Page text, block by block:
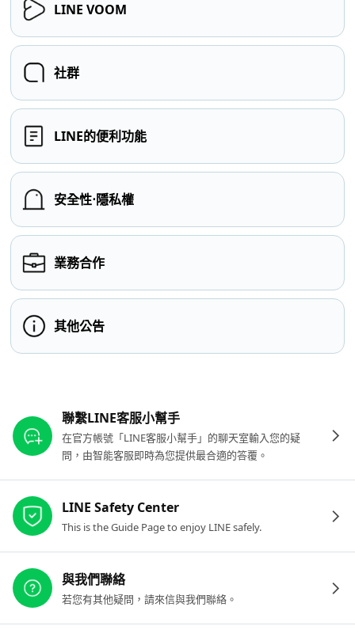
LINE VOOM
社群
LINE的便利功能
安全性⋅隱私權
業務合作
其他公告
聯繫LINE客服小幫手
在官方帳號「LINE客服小幫手」的聊天室輸入您的疑
問，由智能客服即時為您提供最合適的答覆。
LINE Safety Center
This is the Guide Page to enjoy LINE safely.
與我們聯絡
若您有其他疑問，請來信與我們聯絡。